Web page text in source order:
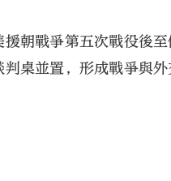
朝戰爭第五次戰役後
桌並置，形成戰爭與